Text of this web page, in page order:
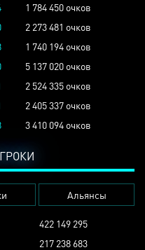
1 784 450 очков
2 273 481 очков
1 740 194 очков
5 137 020 очков
2 524 335 очков
2 405 337 очков
3 410 094 очков
Альянсы
422 149 295
217 238 683